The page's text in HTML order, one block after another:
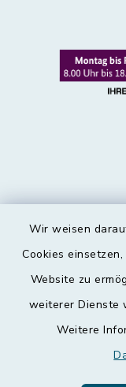
Wir weisen
Cookies
Website zu
weiterer Dienste
Weitere